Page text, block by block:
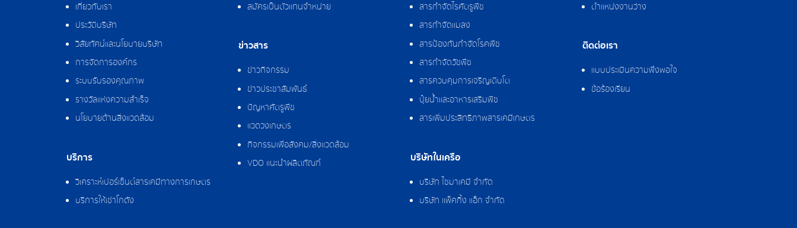
เกี่ยวกับเรา
ประวัติบริษัท
วิสัยทัศน์และนโยบายบริษัท
การจัดการองค์กร
ระบบรับรองคุณภาพ
รางวัลแห่งความสำเร็จ
นโยบายด้านสิ่งแวดล้อม
บริการ
วิเคราะห์เปอร์เซ็นต์สารเคมีทางการเกษตร
บริการให้เช่าโกดัง
สมัครเป็นตัวแทนจำหน่าย
ข่าวสาร
ข่าวกิจกรรม
ข่าวประชาสัมพันธ์
ปัญหาศัตรูพืช
แวดวงเกษตร
กิจกรรมเพื่อสังคม/สิ่งแวดล้อม
VDO แนะนำผลิตภัณฑ์
สารกำจัดไรศัตรูพืช
สารกำจัดแมลง
สารป้องกันกำจัดโรคพืช
สารกำจัดวัชพืช
สารควบคุมการเจริญเติบโต
ปุ๋ยน้ำและอาหารเสริมพืช
สารเพิ่มประสิทธิภาพสารเคมีเกษตร
บริษัทในเครือ
บริษัท ไซมาเคมี จำกัด
บริษัท แพ็คกิ้ง แอ็ก จำกัด
ตำแหน่งงานว่าง
ติดต่อเรา
แบบประเมินความพึงพอใจ
ข้อร้องเรียน